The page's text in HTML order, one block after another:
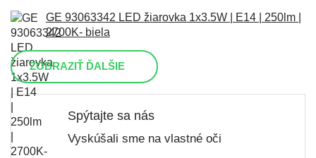
GE 93063342 LED žiarovka 1x3.5W | E14 | 250lm |
2700K- biela
ZOBRAZIŤ ĎALŠIE
Spýtajte sa nás
Vyskúšali sme na vlastné oči